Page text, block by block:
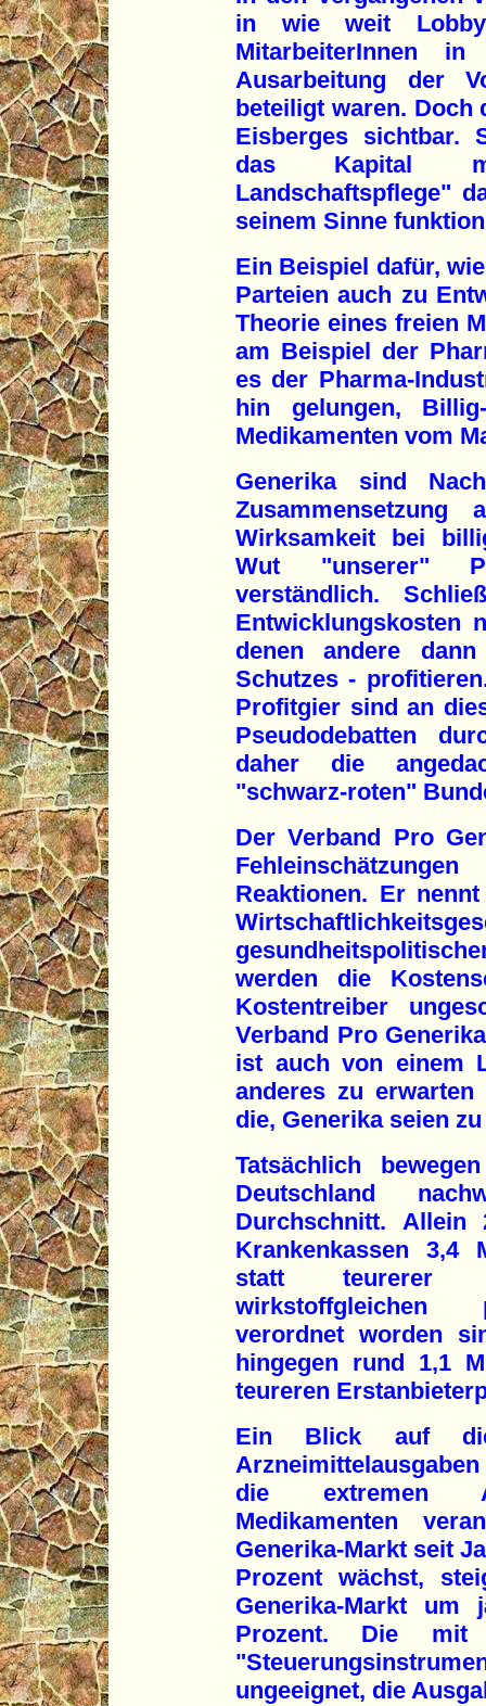
in wie weit
MitarbeiterInnen
Ausarbeitung der
beteiligt waren. Doch
Eisberges sichtbar.
das Kapital
Landschaftspflege"
seinem Sinne
Ein Beispiel dafür,
Parteien auch zu
Theorie eines freien
am Beispiel der
es der Pharma-
hin gelungen,
Medikamenten vom
Generika sind
Wirksamkeit bei
Wut "unserer"
verständlich.
Entwicklungskosten
denen andere
Schutzes -
Profitgier sind an
Pseudodebatten
daher die
"schwarz-roten"
Der Verband Pro
Reaktionen. Er
werden die
Kostentreiber
Verband Pro
ist auch von einem
anderes zu
die, Generika seien
Tatsächlich
Deutschland
Durchschnitt. Allein
Krankenkassen 3,4
statt teurerer
wirkstoffgleichen
verordnet worden
hingegen rund 1,1
teureren
Ein Blick auf
die extremen
Medikamenten
Generika-Markt seit
Prozent wächst,
Generika-Markt
Prozent. Die mit
ungeeignet, die